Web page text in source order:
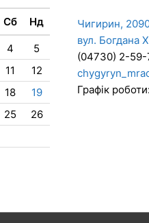
Сб Нд
4
5
11
12
18
19
25
26
Чигирин,
вул. Богдана
(04730) 2-59-
Графік